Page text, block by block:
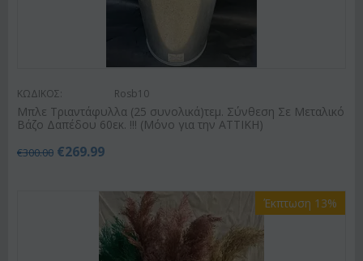
ΚΩΔΙΚΟΣ: Rosb10
Μπλε Τριαντάφυλλα (25 συνολικά)τεμ. Σύνθεση Σε Μεταλικό
Βάζο Δαπέδου 60εκ. !!! (Μόνο για την ΑΤΤΙΚΗ)
€300.00 €269.99
Έκπτωση 13%